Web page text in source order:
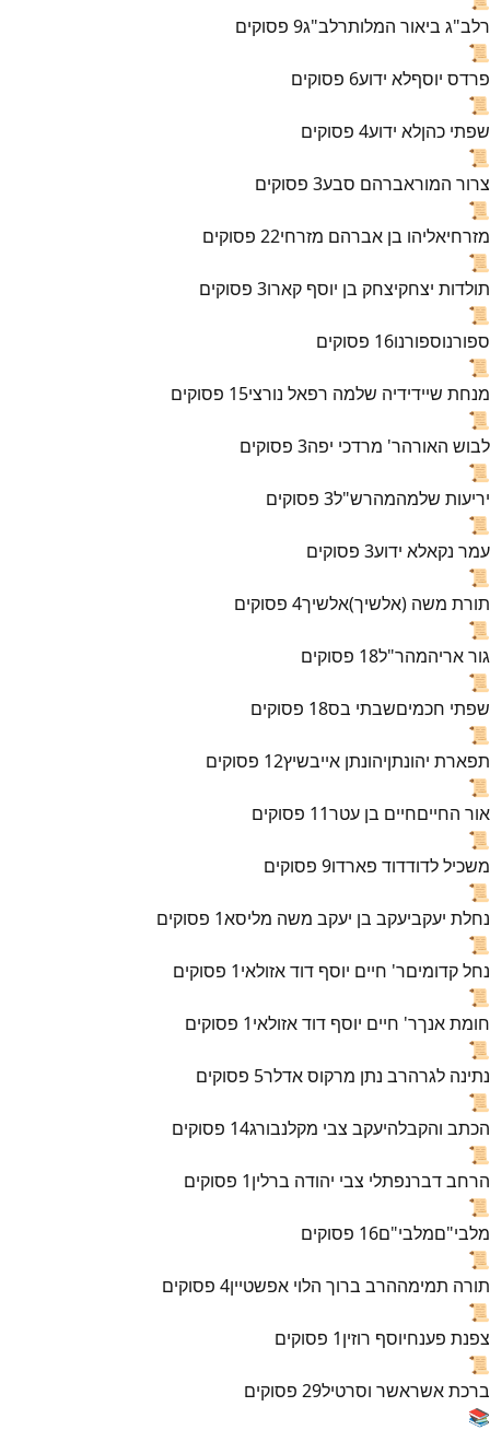
רלב"ג ביאור המלותרלב"ג9 פסוקים
📜
פרדס יוסףלא ידוע6 פסוקים
📜
שפתי כהןלא ידוע4 פסוקים
📜
צרור המוראברהם סבע3 פסוקים
📜
מזרחיאליהו בן אברהם מזרחי22 פסוקים
📜
תולדות יצחקיצחק בן יוסף קארו3 פסוקים
📜
ספורנוספורנו16 פסוקים
📜
מנחת שיידידיה שלמה רפאל נורצי15 פסוקים
📜
לבוש האורהר' מרדכי יפה3 פסוקים
📜
יריעות שלמהמהרש"ל3 פסוקים
📜
עמר נקאלא ידוע3 פסוקים
📜
תורת משה (אלשיך)אלשיך4 פסוקים
📜
גור אריהמהר"ל18 פסוקים
📜
שפתי חכמיםשבתי בס18 פסוקים
📜
תפארת יהונתןיהונתן אייבשיץ12 פסוקים
📜
אור החייםחיים בן עטר11 פסוקים
📜
משכיל לדודדוד פארדו9 פסוקים
📜
נחלת יעקביעקב בן יעקב משה מליסא1 פסוקים
📜
נחל קדומיםר' חיים יוסף דוד אזולאי1 פסוקים
📜
חומת אנךר' חיים יוסף דוד אזולאי1 פסוקים
📜
נתינה לגרהרב נתן מרקוס אדלר5 פסוקים
📜
הכתב והקבלהיעקב צבי מקלנבורג14 פסוקים
📜
הרחב דברנפתלי צבי יהודה ברלין1 פסוקים
📜
מלבי"םמלבי"ם16 פסוקים
📜
תורה תמימההרב ברוך הלוי אפשטיין4 פסוקים
📜
צפנת פענחיוסף רוזין1 פסוקים
📜
ברכת אשראשר וסרטיל29 פסוקים
📚